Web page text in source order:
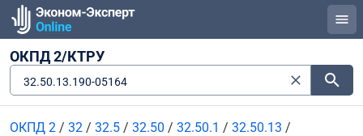
ОКПД 2/КТРУ
32.50.13.190-05164
ОКПД 2 / 32 / 32.5 / 32.50 / 32.50.1 / 32.50.13 /